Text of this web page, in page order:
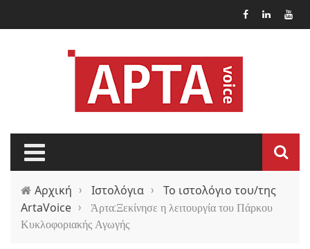
Αρχική › Ιστολόγια ›
Το ιστολόγιο του/της
ArtaVoice ›
Άρτα:Ξεκίνησε η λειτουργία του Πάρκου
Κυκλοφοριακής Αγωγής